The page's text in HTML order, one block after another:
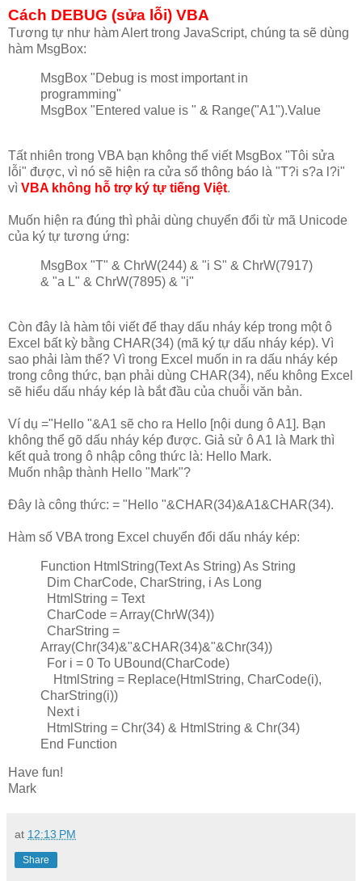
Cách DEBUG (sửa lỗi) VBA
Tương tự như hàm Alert trong JavaScript, chúng ta sẽ dùng
hàm MsgBox:
MsgBox "Debug is most important in
programming"
MsgBox "Entered value is " & Range("A1").Value
Tất nhiên trong VBA bạn không thể viết MsgBox "Tôi sửa
lỗi" được, vì nó sẽ hiện ra cửa sổ thông báo là "T?i s?a l?i"
vì VBA không hỗ trợ ký tự tiếng Việt.
Muốn hiện ra đúng thì phải dùng chuyển đổi từ mã Unicode
của ký tự tương ứng:
MsgBox "T" & ChrW(244) & "i S" & ChrW(7917)
& "a L" & ChrW(7895) & "i"
Còn đây là hàm tôi viết để thay dấu nháy kép trong một ô
Excel bất kỳ bằng CHAR(34) (mã ký tự dấu nháy kép). Vì
sao phải làm thế? Vì trong Excel muốn in ra dấu nháy kép
trong công thức, bạn phải dùng CHAR(34), nếu không Excel
sẽ hiểu dấu nháy kép là bắt đầu của chuỗi văn bản.
Ví dụ ="Hello "&A1 sẽ cho ra Hello [nội dung ô A1]. Bạn
không thể gõ dấu nháy kép được. Giả sử ô A1 là Mark thì
kết quả trong ô nhập công thức là: Hello Mark.
Muốn nhập thành Hello "Mark"?
Đây là công thức: = "Hello "&CHAR(34)&A1&CHAR(34).
Hàm số VBA trong Excel chuyển đổi dấu nháy kép:
Function HtmlString(Text As String) As String
Dim CharCode, CharString, i As Long
HtmlString = Text
CharCode = Array(ChrW(34))
CharString =
Array(Chr(34)&"&CHAR(34)&"&Chr(34))
For i = 0 To UBound(CharCode)
HtmlString = Replace(HtmlString, CharCode(i),
CharString(i))
Next i
HtmlString = Chr(34) & HtmlString & Chr(34)
End Function
Have fun!
Mark
at 12:13 PM
Share